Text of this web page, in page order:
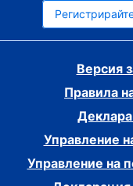
Версия
Правила
Управление
Управление на